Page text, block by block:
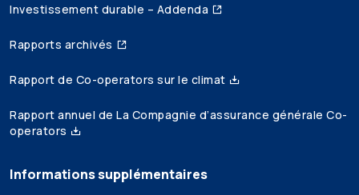
Investissement durable – Addenda
Rapports archivés
Rapport de Co-operators sur le climat
Rapport annuel de La Compagnie d’assurance générale Co-
operators
Informations supplémentaires